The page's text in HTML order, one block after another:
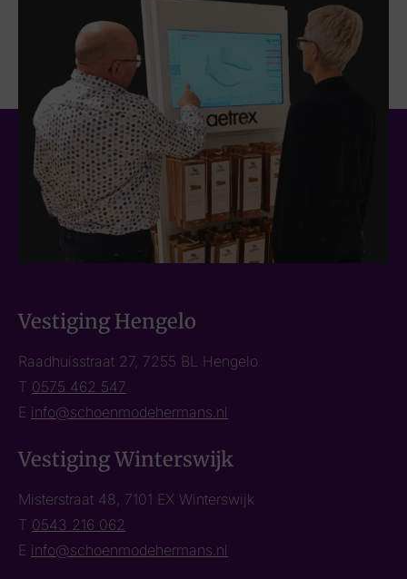
Vestiging Hengelo
Raadhuisstraat 27, 7255 BL Hengelo
T 0575 462 547
E info@schoenmodehermans.nl
Vestiging Winterswijk
Misterstraat 48, 7101 EX Winterswijk
T 0543 216 062
E info@schoenmodehermans.nl